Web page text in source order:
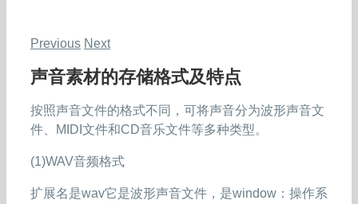
Previous Next
声音素材的存储格式及特点
按照声音文件的格式不同，可将声音分为波形声音文
件、MIDI文件和CD音乐文件等多种类型。
(1)WAV音频格式
扩展名是wav它是波形声音文件，是window：操作系